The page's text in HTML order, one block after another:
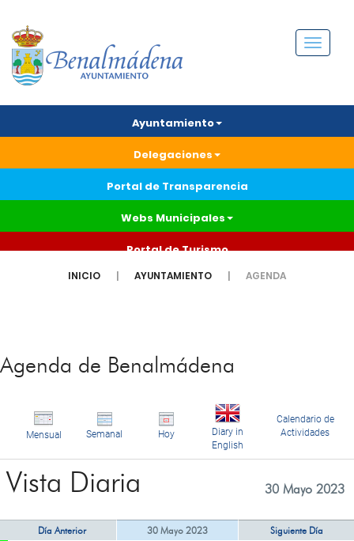
Menú
Ayuntamiento
Delegaciones
Portal de Transparencia
Webs Municipales
Portal de Turismo
INICIO AYUNTAMIENTO AGENDA
Agenda de Benalmádena
Mensual Semanal Hoy
Diary in
English
Calendario de
Actividades
Vista Diaria 30 Mayo 2023
Día Anterior 30 Mayo 2023 Siguiente Día